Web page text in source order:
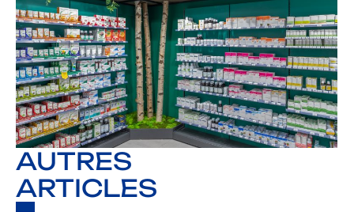
AUTRES
ARTICLES